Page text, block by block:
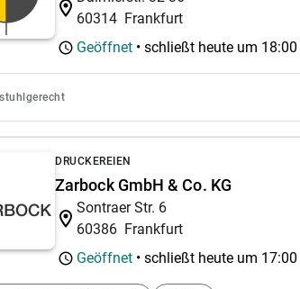
60314 Frankfurt
Geöffnet • schließt heute um 18:00
DRUCKEREIEN
Zarbock GmbH & Co. KG
Sontraer Str. 6
60386 Frankfurt
Geöffnet • schließt heute um 17:00